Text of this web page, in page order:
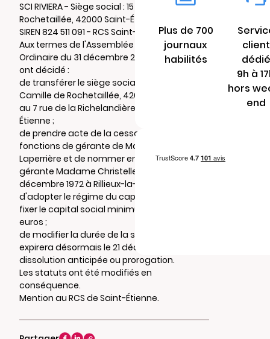
SCI RIVIERA - Siège social : 15 rue Camille de
Rochetaillée, 42000 Saint-Étienne
SIREN 824 511 091 - RCS Saint-Étienne
Aux termes de l'Assemblée Générale
Ordinaire du 31 décembre 2025, les associés
ont décidé :
de transférer le siège social du 15 rue
Camille de Rochetaillée, 42000 Saint-Étienne
au 7 rue de la Richelandière, 42100 Saint-
Étienne ;
de prendre acte de la cessation des
fonctions de gérante de Madame Fanny
Laperrière et de nommer en qualité de
gérante Madame Christelle Tillier, née le 12
décembre 1972 à Rillieux-la-Pape ;
d'adopter le régime du capital variable et de
fixer le capital social minimum à 470 000
euros ;
de modifier la durée de la société, laquelle
expirera désormais le 21 décembre 2115, sauf
dissolution anticipée ou prorogation.
Les statuts ont été modifiés en
conséquence.
Mention au RCS de Saint-Étienne.
Plus de 700
journaux
habilités
client
dédié
9h à
hors
end